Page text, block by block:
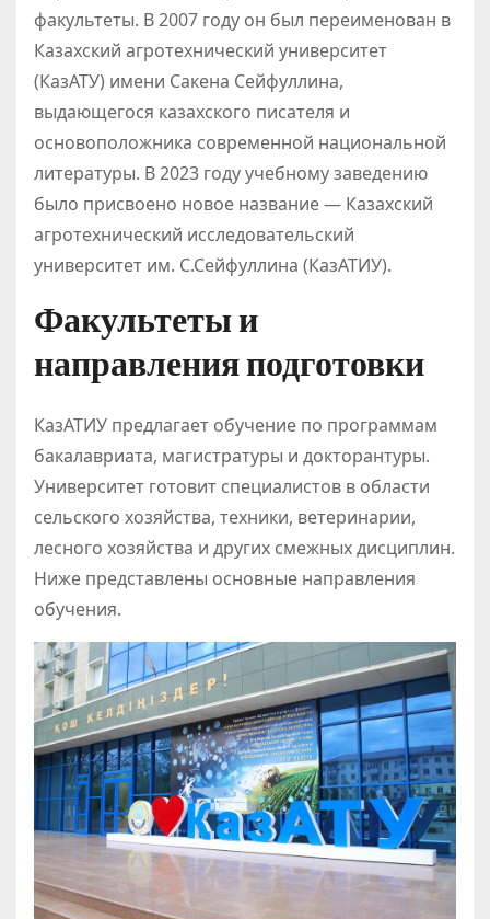
факультеты. В 2007 году он был переименован в
Казахский агротехнический университет
(КазАТУ) имени Сакена Сейфуллина,
выдающегося казахского писателя и
основоположника современной национальной
литературы. В 2023 году учебному заведению
было присвоено новое название — Казахский
агротехнический исследовательский
университет им. С.Сейфуллина (КазАТИУ).
Факультеты и
направления подготовки
КазАТИУ предлагает обучение по программам
бакалавриата, магистратуры и докторантуры.
Университет готовит специалистов в области
сельского хозяйства, техники, ветеринарии,
лесного хозяйства и других смежных дисциплин.
Ниже представлены основные направления
обучения.